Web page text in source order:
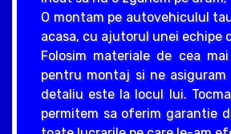
O montam pe autovehiculul
acasa, cu ajutorul unei echipe
Folosim materiale de cea
pentru montaj si ne asiguram
detaliu este la locul lui.
permitem sa oferim garantie